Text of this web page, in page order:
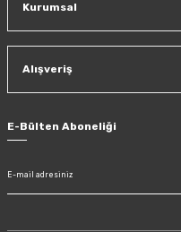
Kurumsal
Alışveriş
E-Bülten Aboneliği